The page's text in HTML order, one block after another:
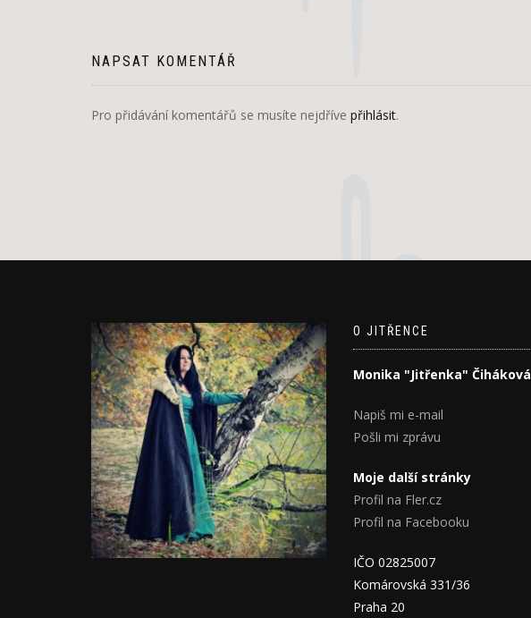
příspěvek
NAPSAT KOMENTÁŘ
Pro přidávání komentářů se musíte nejdříve přihlásit.
O JITŘENCE
Monika "Jitřenka" Čiháková
Napiš mi e-mail
Pošli mi zprávu
Moje další stránky
Profil na Fler.cz
Profil na Facebooku
IČO 02825007
Komárovská 331/36
Praha 20